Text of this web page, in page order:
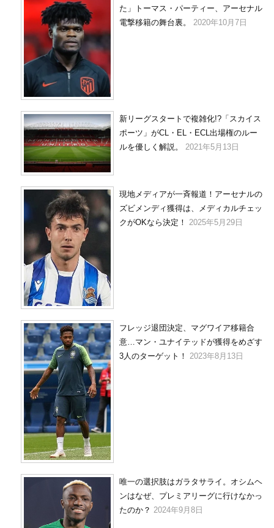
た」トーマス・パーティー、アーセナル
電撃移籍の舞台裏。
2020年10月7日
新リーグスタートで複雑化!?「スカイス
ポーツ」がCL・EL・ECL出場権のルー
ルを優しく解説。
2021年5月13日
現地メディアが一斉報道！アーセナルの
ズビメンディ獲得は、メディカルチェッ
クがOKなら決定！ 2025年5月29日
フレッジ退団決定、マグワイア移籍合
意…マン・ユナイテッドが獲得をめざす
3人のターゲット！
2023年8月13日
唯一の選択肢はガラタサライ。オシムヘ
ンはなぜ、プレミアリーグに行けなかっ
たのか？ 2024年9月8日